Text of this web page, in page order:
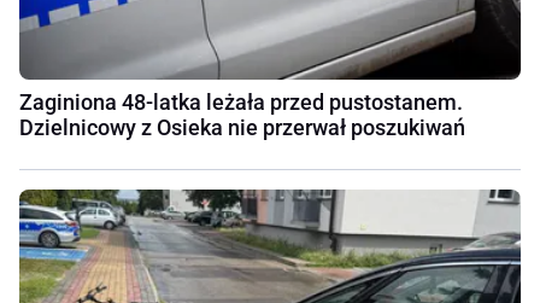
Zaginiona 48-latka leżała przed pustostanem.
Dzielnicowy z Osieka nie przerwał poszukiwań